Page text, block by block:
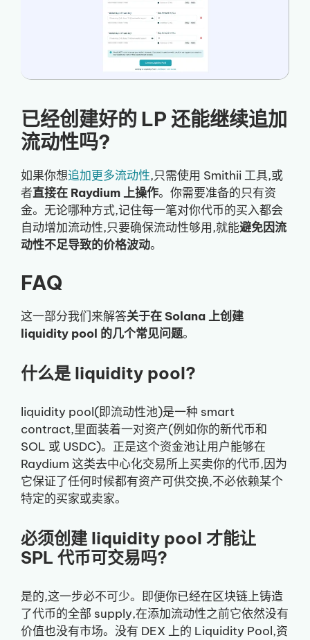
已经创建好的 LP 还能继续追加
流动性吗?
如果你想追加更多流动性,只需使用 Smithii 工具,或
者直接在 Raydium 上操作。你需要准备的只有资
金。无论哪种方式,记住每一笔对你代币的买入都会
自动增加流动性,只要确保流动性够用,就能避免因流
动性不足导致的价格波动。
FAQ
这一部分我们来解答关于在 Solana 上创建
liquidity pool 的几个常见问题。
什么是 liquidity pool?
liquidity pool(即流动性池)是一种 smart
contract,里面装着一对资产(例如你的新代币和
SOL 或 USDC)。正是这个资金池让用户能够在
Raydium 这类去中心化交易所上买卖你的代币,因为
它保证了任何时候都有资产可供交换,不必依赖某个
特定的买家或卖家。
必须创建 liquidity pool 才能让
SPL 代币可交易吗?
是的,这一步必不可少。即便你已经在区块链上铸造
了代币的全部 supply,在添加流动性之前它依然没有
价值也没有市场。没有 DEX 上的 Liquidity Pool,资